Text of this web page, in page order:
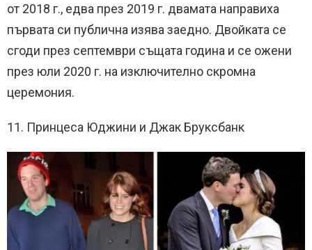
от 2018 г., едва през 2019 г. двамата направиха
първата си публична изява заедно. Двойката се
сгоди през септември същата година и се ожени
през юли 2020 г. на изключително скромна
церемония.
11. Принцеса Юджини и Джак Бруксбанк